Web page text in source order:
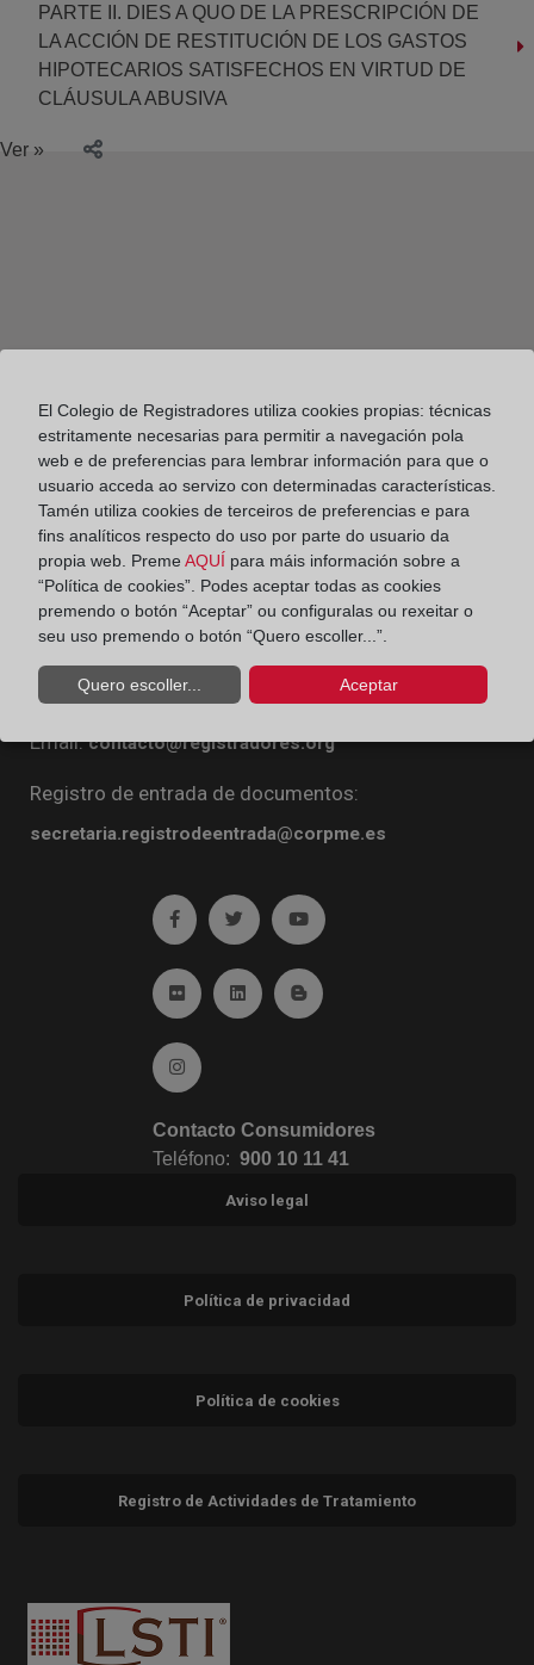
PARTE II. DIES A QUO DE LA PRESCRIPCIÓN DE
LA ACCIÓN DE RESTITUCIÓN DE LOS GASTOS
HIPOTECARIOS SATISFECHOS EN VIRTUD DE
CLÁUSULA ABUSIVA
Ver »
Colegio de Registradores
Diego de León, 21. 28006 Madrid
Teléfono:91 270 16 99
Fax:91 564 11 59
Email:contacto@registradores.org
Registro de entrada de documentos:
secretaria.registrodeentrada@corpme.es
Ir a facebook (abre en ventana nueva)
Ir a twitter (abre en ventana nueva)
Ir a YouTube (abre en
Ir a Flickr (abre en ventana nueva)
Ir a Linkedin (abre en ventana nueva)
Ir al Blog (abre en ventana
Ir a Instagram (abre en ventana nueva)
Contacto Consumidores
Teléfono: 900 10 11 41
Aviso legal
Política de privacidad
Política de cookies
Registro de Actividades de Tratamiento
El Colegio de Registradores utiliza cookies propias: técnicas
estritamente necesarias para permitir a navegación pola
web e de preferencias para lembrar información para que o
usuario acceda ao servizo con determinadas características.
Tamén utiliza cookies de terceiros de preferencias e para
fins analíticos respecto do uso por parte do usuario da
propia web. Preme AQUÍ para máis información sobre a
“Política de cookies”. Podes aceptar todas as cookies
premendo o botón “Aceptar” ou configuralas ou rexeitar o
seu uso premendo o botón “Quero escoller...”.
Quero escoller... Aceptar